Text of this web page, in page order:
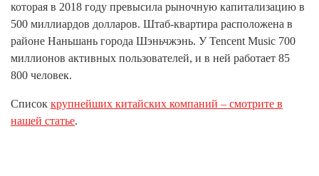
которая в 2018 году превысила рыночную капитализацию в
500 миллиардов долларов. Штаб-квартира расположена в
районе Наньшань города Шэньчжэнь. У Tencent Music 700
миллионов активных пользователей, и в ней работает 85
800 человек.
Список крупнейших китайских компаний – смотрите в
нашей статье.